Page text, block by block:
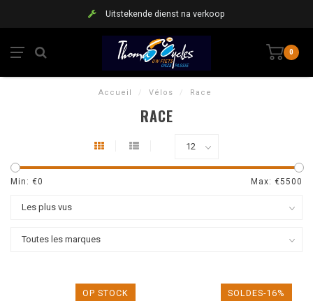
Uitstekende dienst na verkoop
0
Accueil / Vélos / Race
RACE
Min: €0 Max: €5500
OP STOCK SOLDES-16%